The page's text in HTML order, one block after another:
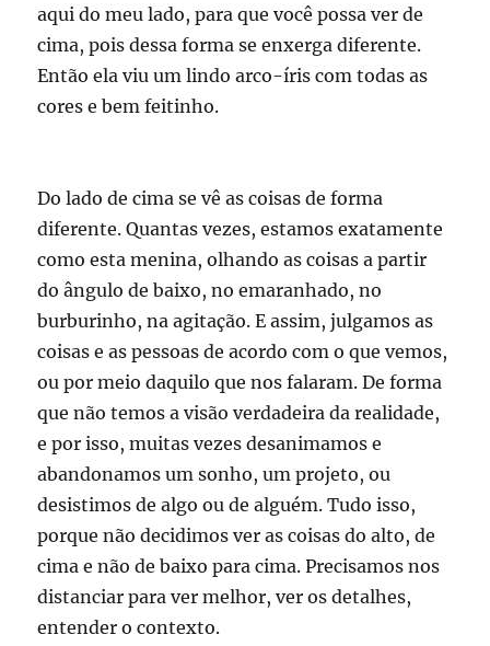
aqui do meu lado, para que você possa ver de
cima, pois dessa forma se enxerga diferente.
Então ela viu um lindo arco-íris com todas as
cores e bem feitinho.
Do lado de cima se vê as coisas de forma
diferente. Quantas vezes, estamos exatamente
como esta menina, olhando as coisas a partir
do ângulo de baixo, no emaranhado, no
burburinho, na agitação. E assim, julgamos as
coisas e as pessoas de acordo com o que vemos,
ou por meio daquilo que nos falaram. De forma
que não temos a visão verdadeira da realidade,
e por isso, muitas vezes desanimamos e
abandonamos um sonho, um projeto, ou
desistimos de algo ou de alguém. Tudo isso,
porque não decidimos ver as coisas do alto, de
cima e não de baixo para cima. Precisamos nos
distanciar para ver melhor, ver os detalhes,
entender o contexto.